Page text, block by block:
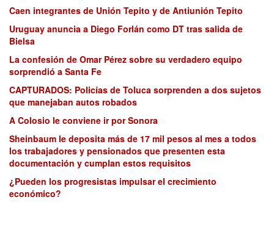
Caen integrantes de Unión Tepito y de Antiunión Tepito
Uruguay anuncia a Diego Forlán como DT tras salida de
Bielsa
La confesión de Omar Pérez sobre su verdadero equipo
sorprendió a Santa Fe
CAPTURADOS: Policías de Toluca sorprenden a dos sujetos
que manejaban autos robados
A Colosio le conviene ir por Sonora
Sheinbaum le deposita más de 17 mil pesos al mes a todos
los trabajadores y pensionados que presenten esta
documentación y cumplan estos requisitos
¿Pueden los progresistas impulsar el crecimiento
económico?